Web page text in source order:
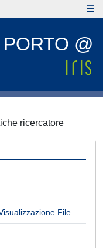
PORTO @
ricercatore
File